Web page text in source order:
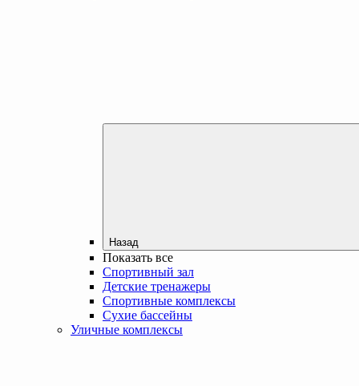
Назад
Показать все
Спортивный зал
Детские тренажеры
Спортивные комплексы
Сухие бассейны
Уличные комплексы